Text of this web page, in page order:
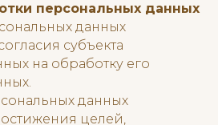
персональных данных
данных
субъекта
на обработку его
данных
целей,